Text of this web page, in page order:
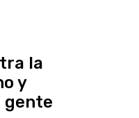
la
y
gente